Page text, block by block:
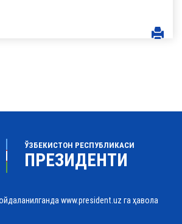
ЎЗБЕКИСТОН РЕСПУБЛИКАСИ
ПРЕЗИДЕНТИ
www.president.uz га ҳавола